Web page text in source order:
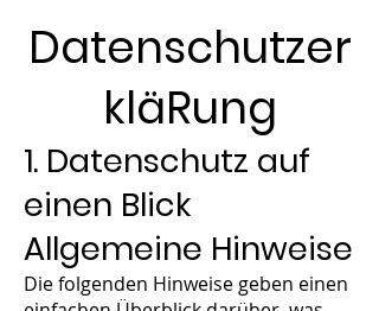
Datenschutzer
kläRung
1. Datenschutz auf
einen Blick
Allgemeine Hinweise
Die folgenden Hinweise geben einen